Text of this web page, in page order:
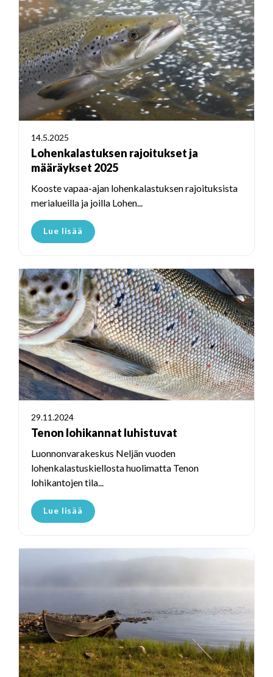
14.5.2025
Lohenkalastuksen rajoitukset ja
määräykset 2025
Kooste vapaa-ajan lohenkalastuksen rajoituksista
merialueilla ja joilla Lohen...
Lue lisää
29.11.2024
Tenon lohikannat luhistuvat
Luonnonvarakeskus Neljän vuoden
lohenkalastuskiellosta huolimatta Tenon
lohikantojen tila...
Lue lisää